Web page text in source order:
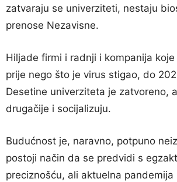
zatvaraju se univerziteti, nestaju
prenose Nezavisne.
Hiljade firmi i radnji i kompanija
prije nego što je virus stigao, do
Desetine univerziteta je zatvoreno,
drugačije i socijalizuju.
Budućnost je, naravno, potpuno
postoji način da se predvidi s
preciznošću, ali aktuelna pandemija